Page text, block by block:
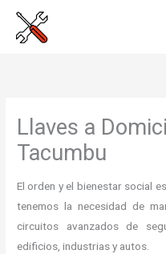
Llaves a
Tacumbu
El orden y el bienestar social
tenemos la necesidad de
circuitos avanzados de
edificios, industrias y autos.